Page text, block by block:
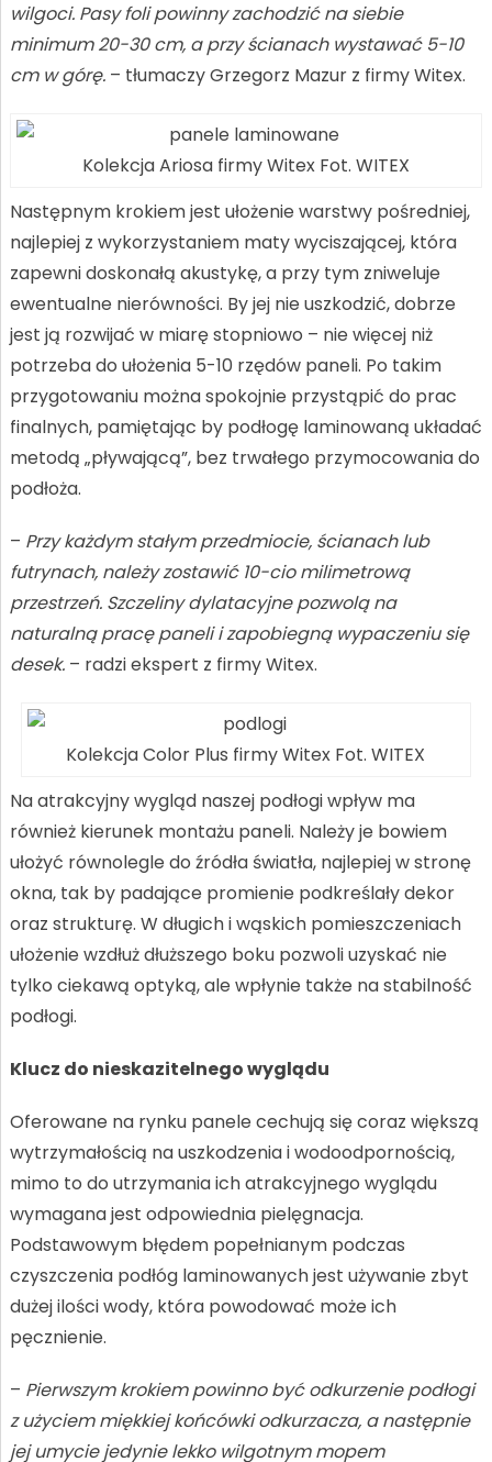
wilgoci. Pasy foli powinny zachodzić na siebie
minimum 20-30 cm, a przy ścianach wystawać 5-10
cm w górę.– tłumaczy Grzegorz Mazur z firmy Witex.
Kolekcja Ariosa firmy Witex Fot. WITEX
Następnym krokiem jest ułożenie warstwy pośredniej,
najlepiej z wykorzystaniem maty wyciszającej, która
zapewni doskonałą akustykę, a przy tym zniweluje
ewentualne nierówności. By jej nie uszkodzić, dobrze
jest ją rozwijać w miarę stopniowo – nie więcej niż
potrzeba do ułożenia 5-10 rzędów paneli. Po takim
przygotowaniu można spokojnie przystąpić do prac
finalnych, pamiętając by podłogę laminowaną układać
metodą „pływającą”, bez trwałego przymocowania do
podłoża.
– Przy każdym stałym przedmiocie, ścianach lub
futrynach, należy zostawić 10-cio milimetrową
przestrzeń. Szczeliny dylatacyjne pozwolą na
naturalną pracę paneli i zapobiegną wypaczeniu się
desek.– radzi ekspert z firmy Witex.
Kolekcja Color Plus firmy Witex Fot. WITEX
Na atrakcyjny wygląd naszej podłogi wpływ ma
również kierunek montażu paneli. Należy je bowiem
ułożyć równolegle do źródła światła, najlepiej w stronę
okna, tak by padające promienie podkreślały dekor
oraz strukturę. W długich i wąskich pomieszczeniach
ułożenie wzdłuż dłuższego boku pozwoli uzyskać nie
tylko ciekawą optyką, ale wpłynie także na stabilność
podłogi.
Klucz do nieskazitelnego wyglądu
Oferowane na rynku panele cechują się coraz większą
wytrzymałością na uszkodzenia i wodoodpornością,
mimo to do utrzymania ich atrakcyjnego wyglądu
wymagana jest odpowiednia pielęgnacja.
Podstawowym błędem popełnianym podczas
czyszczenia podłóg laminowanych jest używanie zbyt
dużej ilości wody, która powodować może ich
pęcznienie.
– Pierwszym krokiem powinno być odkurzenie podłogi
z użyciem miękkiej końcówki odkurzacza, a następnie
jej umycie jedynie lekko wilgotnym mopem